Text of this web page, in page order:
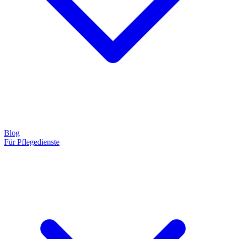
Blog
Für Pflegedienste